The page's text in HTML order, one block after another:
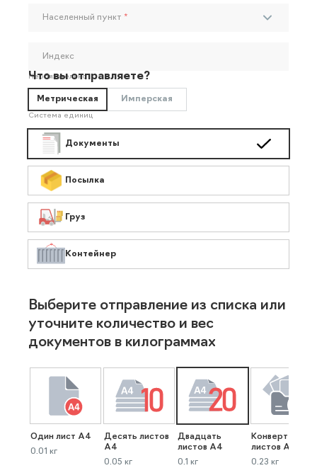
Населенный пункт *
Индекс
Необязательно
Что вы отправляете?
Метрическая Имперская
Система единиц
Документы
Посылка
Груз
Контейнер
Выберите отправление из списка или
уточните количество и вес
документов в килограммах
Один лист А4
0.01 кг
Десять листов
А4
0.05 кг
Двадцать
листов А4
0.1 кг
Конверт до 40
листов А4
0.23 кг